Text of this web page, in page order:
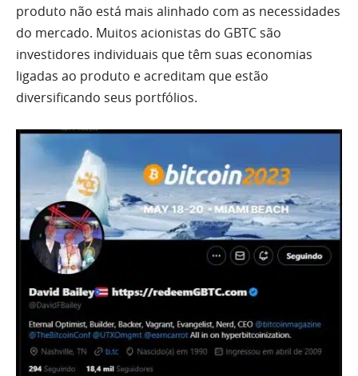
produto não está mais alinhado com as necessidades
do mercado. Muitos acionistas do GBTC são
investidores individuais que têm suas economias
ligadas ao produto e acreditam que estão
diversificando seus portfólios.